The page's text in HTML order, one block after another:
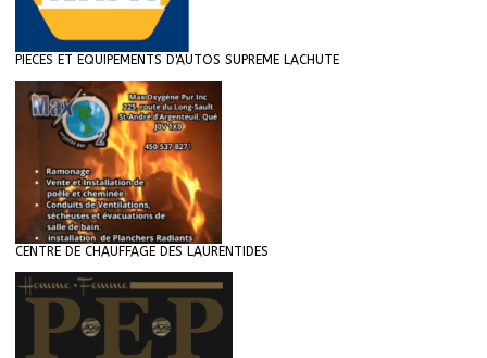
PIECES ET EQUIPEMENTS D'AUTOS SUPREME LACHUTE
CENTRE DE CHAUFFAGE DES LAURENTIDES